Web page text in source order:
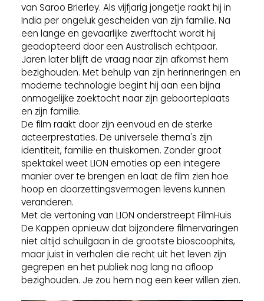
van Saroo Brierley. Als vijfjarig jongetje raakt hij in
India per ongeluk gescheiden van zijn familie. Na
een lange en gevaarlijke zwerftocht wordt hij
geadopteerd door een Australisch echtpaar.
Jaren later blijft de vraag naar zijn afkomst hem
bezighouden. Met behulp van zijn herinneringen en
moderne technologie begint hij aan een bijna
onmogelijke zoektocht naar zijn geboorteplaats
en zijn familie.
De film raakt door zijn eenvoud en de sterke
acteerprestaties. De universele thema's zijn
identiteit, familie en thuiskomen. Zonder groot
spektakel weet LION emoties op een integere
manier over te brengen en laat de film zien hoe
hoop en doorzettingsvermogen levens kunnen
veranderen.
Met de vertoning van LION onderstreept FilmHuis
De Kappen opnieuw dat bijzondere filmervaringen
niet altijd schuilgaan in de grootste bioscoophits,
maar juist in verhalen die recht uit het leven zijn
gegrepen en het publiek nog lang na afloop
bezighouden. Je zou hem nog een keer willen zien.